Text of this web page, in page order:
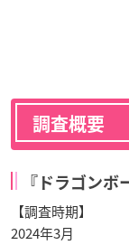
調査概要
『ドラゴンボ
【調査時期】
2024年3月